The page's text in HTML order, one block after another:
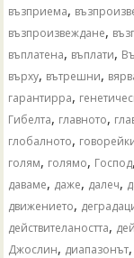
възприема,
възпроизвеждане,
въплатена, въплати,
върху, вътрешни,
гарантирра,
Гибелта, главното,
глобалното,
голям, голямо, Господ,
даваме, даже, далеч,
движението,
действителаността,
Джослин, диапазонът,